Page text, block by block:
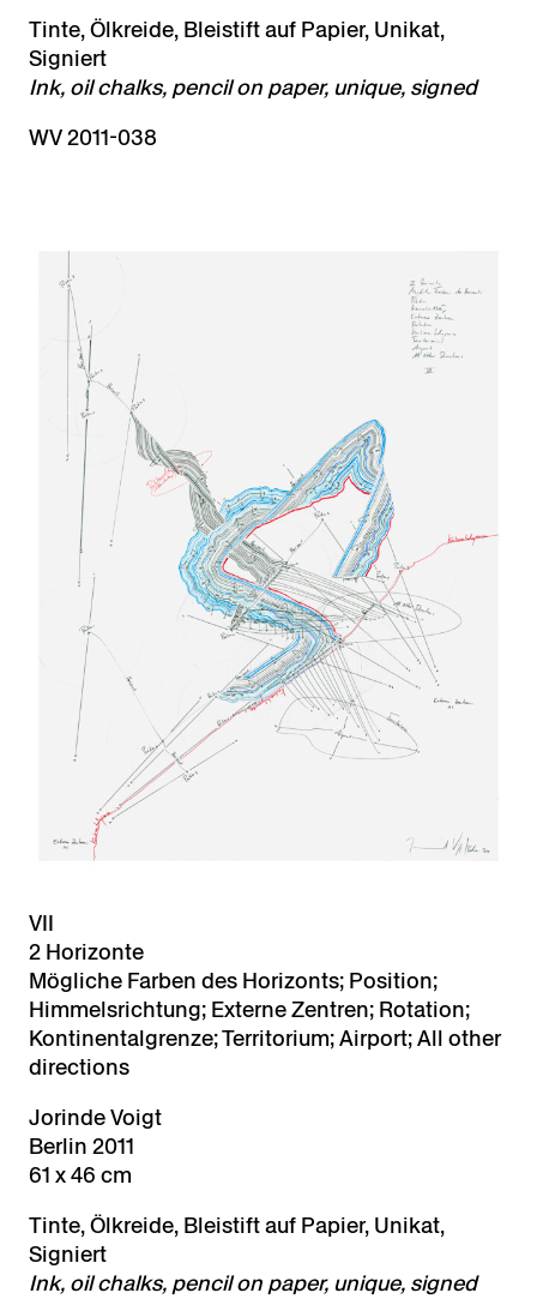
Tinte, Ölkreide, Bleistift auf Papier, Unikat,
Signiert
Ink, oil chalks, pencil on paper, unique, signed
WV 2011-038
VII
2 Horizonte
Mögliche Farben des Horizonts; Position;
Himmelsrichtung; Externe Zentren; Rotation;
Kontinentalgrenze; Territorium; Airport; All other
directions
Jorinde Voigt
Berlin 2011
61 x 46 cm
Tinte, Ölkreide, Bleistift auf Papier, Unikat,
Signiert
Ink, oil chalks, pencil on paper, unique, signed